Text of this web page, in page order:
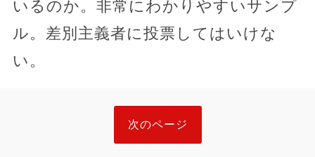
いるのか。非常にわかりやすいサンプ
ル。差別主義者に投票してはいけな
い。
次のページ